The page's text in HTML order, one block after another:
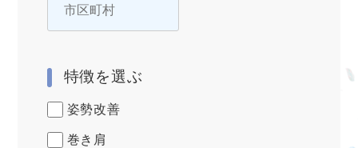
特徴を選ぶ
姿勢改善
巻き肩